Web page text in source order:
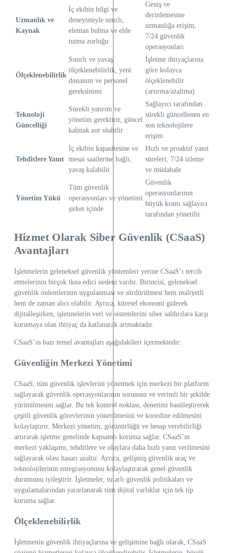
Uzmanlık ve
Kaynak
İç ekibin bilgi ve
deneyimiyle sınırlı,
eleman bulma ve elde
tutma zorluğu
Geniş ve
derinlemesine
uzmanlığa erişim,
7/24 güvenlik
operasyonları
Ölçeklenebilirlik
Sınırlı ve yavaş
ölçeklenebilirlik, yeni
donanım ve personel
gereksinimi
İşletme ihtiyaçlarına
göre kolayca
ölçeklenebilir
(artırma/azaltma)
Teknoloji
Güncelliği
Sürekli yatırım ve
yönetim gerektirir, güncel
kalmak zor olabilir
Sağlayıcı tarafından
sürekli güncellenen en
son teknolojilere
erişim
Tehditlere Yanıt
İç ekibin kapasitesine ve
mesai saatlerine bağlı,
yavaş kalabilir
Hızlı ve proaktif yanıt
süreleri, 7/24 izleme
ve müdahale
Yönetim Yükü
Tüm güvenlik
operasyonları ve yönetimi
şirket içinde
Güvenlik
operasyonlarının
büyük kısmı sağlayıcı
tarafından yönetilir
Hizmet Olarak Siber Güvenlik (CSaaS)
Avantajları
İşletmelerin geleneksel güvenlik yöntemleri yerine CSaaS’ı tercih
etmelerinin birçok ikna edici nedeni vardır. Birincisi, geleneksel
güvenlik önlemlerinin uygulanması ve sürdürülmesi hem maliyetli
hem de zaman alıcı olabilir. Ayrıca, küresel ekonomi giderek
dijitalleşirken, işletmelerin veri ve sistemlerini siber saldırılara karşı
korumaya olan ihtiyaç da katlanarak artmaktadır.
CSaaS’ın bazı temel avantajları aşağıdakileri içermektedir:
Güvenliğin Merkezi Yönetimi
CSaaS, tüm güvenlik işlevlerini yönetmek için merkezi bir platform
sağlayarak güvenlik operasyonlarının sorunsuz ve verimli bir şekilde
yürütülmesini sağlar. Bu tek kontrol noktası, denetimi basitleştirerek
çeşitli güvenlik görevlerinin yönetilmesini ve koordine edilmesini
kolaylaştırır. Merkezi yönetim, görünürlüğü ve hesap verebilirliği
artırarak işletme genelinde kapsamlı koruma sağlar. CSaaS’ın
merkezi yaklaşımı, tehditlere ve olaylara daha hızlı yanıt verilmesini
sağlayarak olası hasarı azaltır. Ayrıca, gelişmiş güvenlik araç ve
teknolojilerinin entegrasyonunu kolaylaştırarak genel güvenlik
durumunu iyileştirir. İşletmeler, tutarlı güvenlik politikaları ve
uygulamalarından yararlanarak tüm dijital varlıklar için tek tip
koruma sağlar.
Ölçeklenebilirlik
İşletmenin güvenlik ihtiyaçlarına ve gelişimine bağlı olarak, CSaaS